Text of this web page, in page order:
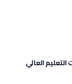
العالي